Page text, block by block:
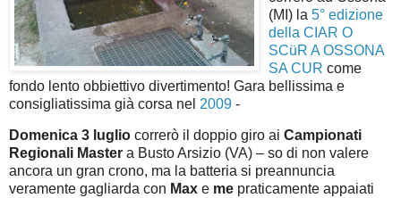
(MI) la 5° edizione
della CIAR O
SCüR A OSSONA
SA CUR come
fondo lento obbiettivo divertimento! Gara bellissima e
consigliatissima già corsa nel 2009 -
Domenica 3 luglio correrò il doppio giro ai Campionati
Regionali Master a Busto Arsizio (VA) – so di non valere
ancora un gran crono, ma la batteria si preannuncia
veramente gagliarda con Max e me praticamente appaiati